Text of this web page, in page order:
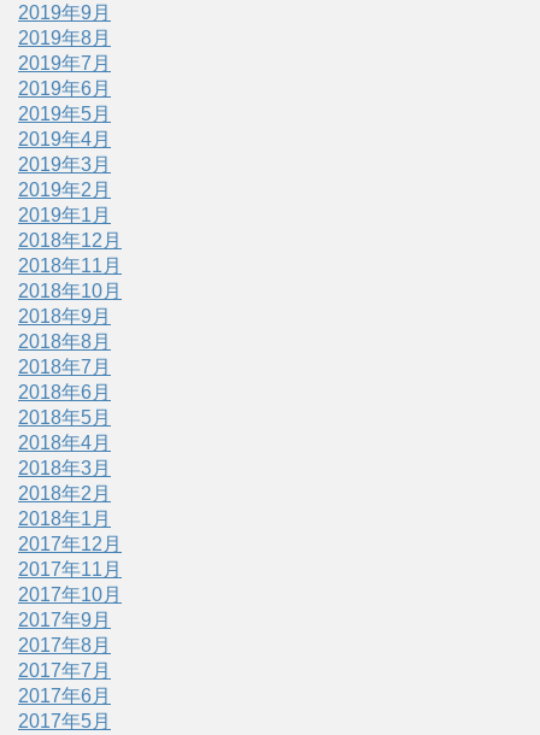
2019年9月
2019年8月
2019年7月
2019年6月
2019年5月
2019年4月
2019年3月
2019年2月
2019年1月
2018年12月
2018年11月
2018年10月
2018年9月
2018年8月
2018年7月
2018年6月
2018年5月
2018年4月
2018年3月
2018年2月
2018年1月
2017年12月
2017年11月
2017年10月
2017年9月
2017年8月
2017年7月
2017年6月
2017年5月